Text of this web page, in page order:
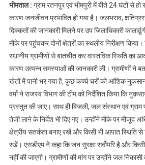
भीमताल : ग्राम रतनपुर एवं भीमपुरी में बीते 24 घंटों से हो
कारण जनजीवन प्रभावित हो गया है। जलभराव,
दिक्कतों की जानकारी मिलने पर उप जिलाधिकारी कालाढूंगी
मौके पर पहुंचकर दोनों क्षेत्रों का स्थलीय निरीक्षण किया।
स्थानीय ग्रामीणों से बातचीत कर वास्तविक स्थिति का
कारण उत्पन्न समस्याओं की जानकारी ली। ग्रामीणों ने
खेतों में पानी भर गया है, कुछ कच्चे घरों को आंशिक
वर्मा ने राजस्व विभाग की टीम को निर्देशित किया कि
प्रस्तुत की जाए। साथ ही बिजली, जल संस्थान एवं ग्राम
तेजी लाने के निर्देश भी दिए गए। उन्होंने मौके पर मौजूद
क्षेत्रीय सतर्कता बनाए रखें और किसी भी आपात स्थिति से
रखें। एसडीएम ने कहा कि जन सुरक्षा सर्वोपरि है और किसी
नहीं की जाएगी। ग्रामीणों की मांग पर उन्होंने जल